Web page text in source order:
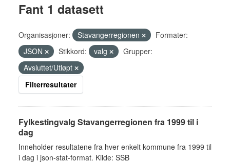
Fant 1 datasett
Organisasjoner: Stavangerregionen
Formater:
JSON
Stikkord: valg
Grupper:
Avsluttet/Utløpt
Filterresultater
Fylkestingvalg Stavangerregionen fra 1999 til i
dag
Inneholder resultatene fra hver enkelt kommune fra 1999 til
i dag i json-stat-format. Kilde: SSB